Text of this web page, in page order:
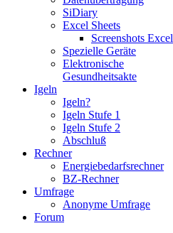
SiDiary
Excel Sheets
Screenshots Excel
Spezielle Geräte
Elektronische
Gesundheitsakte
Igeln
Igeln?
Igeln Stufe 1
Igeln Stufe 2
Abschluß
Rechner
Energiebedarfsrechner
BZ-Rechner
Umfrage
Anonyme Umfrage
Forum